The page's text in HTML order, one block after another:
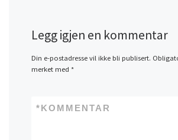
Legg igjen en kommentar
Din e-postadresse vil ikke bli publisert.
merket med *
KOMMENTAR
*